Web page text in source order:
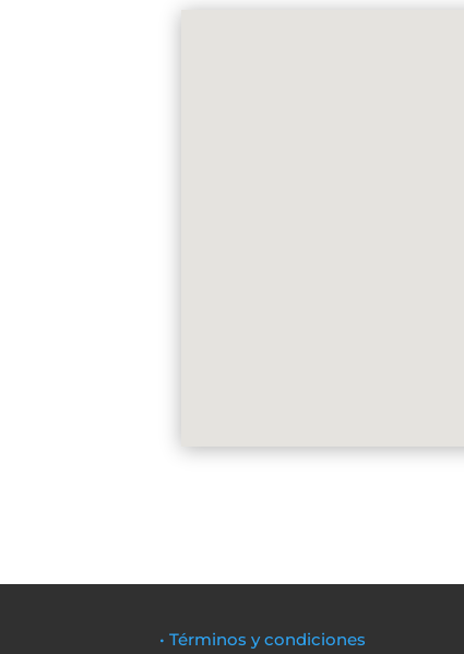
• Términos y condiciones